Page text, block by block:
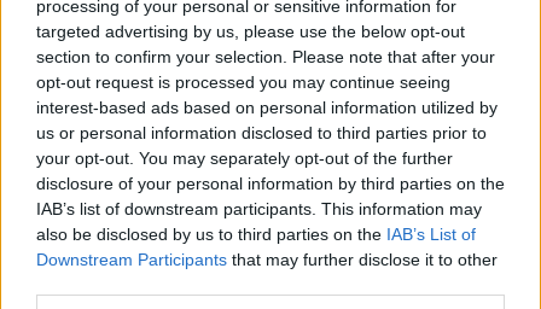
processing of your personal or sensitive information for
targeted advertising by us, please use the below opt-out
section to confirm your selection. Please note that after your
opt-out request is processed you may continue seeing
interest-based ads based on personal information utilized by
us or personal information disclosed to third parties prior to
your opt-out. You may separately opt-out of the further
disclosure of your personal information by third parties on the
IAB’s list of downstream participants. This information may
also be disclosed by us to third parties on the IAB’s List of
Downstream Participants that may further disclose it to other
Minka 11. rész
T. szereti a fiatal lányokat 14. rész
Pedig szóltam… – Miért nem hiszünk a
nőknek, amikor segítséget kérnek?